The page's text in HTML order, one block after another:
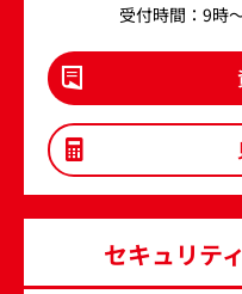
受付時間：9時
セキュリテ